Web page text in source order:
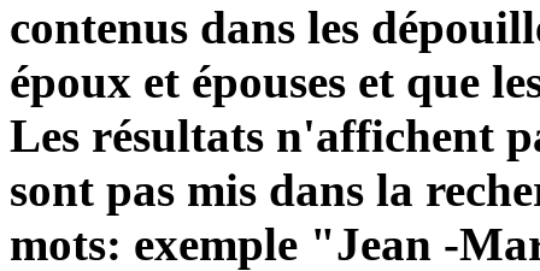
contenus dans les
époux et épouses et que
Les résultats n'affichent
sont pas mis dans la
mots: exemple "Jean -